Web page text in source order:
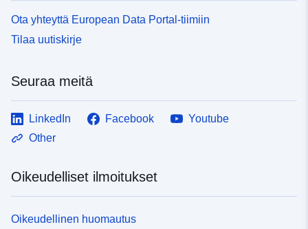
Ota yhteyttä European Data Portal-tiimiin
Tilaa uutiskirje
Seuraa meitä
LinkedIn Facebook
Youtube
Other
Oikeudelliset ilmoitukset
Oikeudellinen huomautus